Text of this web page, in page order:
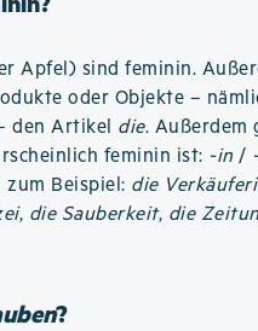
Apfel) sind feminin.
oder Objekte –
den Artikel die. Außerdem
feminin ist: -in /
zum Beispiel: die
, die Sauberkeit, die
?